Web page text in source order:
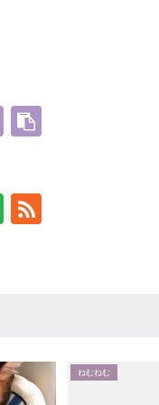
ねむねむ